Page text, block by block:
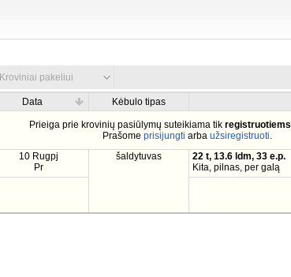
Kroviniai pakeliui
Data Kėbulo tipas
Prieiga prie krovinių pasiūlymų suteikiama tikregistruotiems
Prašomeprisijungti arbaužsiregistruoti.
10 Rugpj
Pr
šaldytuvas
22 t, 13.6 ldm, 33 e.p.
Kita, pilnas, per galą